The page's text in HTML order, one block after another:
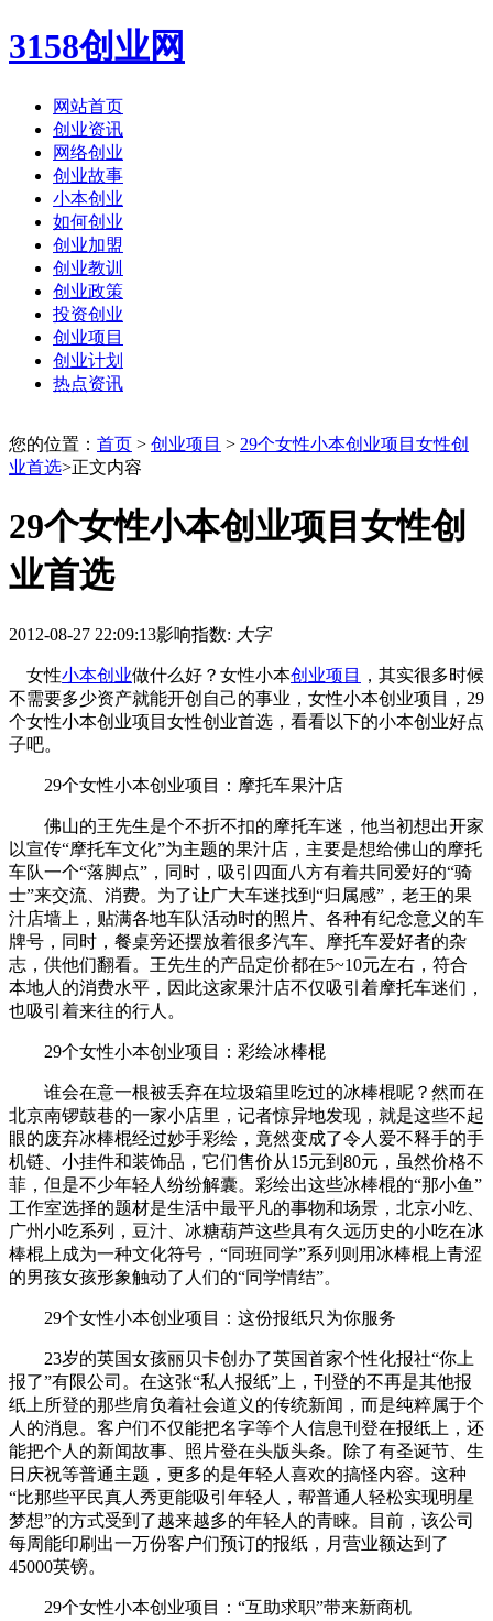
3158创业网
网站首页
创业资讯
网络创业
创业故事
小本创业
如何创业
创业加盟
创业教训
创业政策
投资创业
创业项目
创业计划
热点资讯
您的位置： 首页 > 创业项目 > 29个女性小本创业项目女性创
业首选>正文内容
29个女性小本创业项目女性创
业首选
2012-08-27 22:09:13影响指数: 大字
女性小本创业做什么好？女性小本创业项目
，其实很多时候
不需要多少资产就能开创自己的事业，女性小本创业项目，29
个女性小本创业项目女性创业首选，看看以下的小本创业好点
子吧。
29个女性小本创业项目：摩托车果汁店
佛山的王先生是个不折不扣的摩托车迷，他当初想出开家
以宣传“摩托车文化”为主题的果汁店，主要是想给佛山的摩托
车队一个“落脚点”，同时，吸引四面八方有着共同爱好的“骑
士”来交流、消费。为了让广大车迷找到“归属感”，老王的果
汁店墙上，贴满各地车队活动时的照片、各种有纪念意义的车
牌号，同时，餐桌旁还摆放着很多汽车、摩托车爱好者的杂
志，供他们翻看。王先生的产品定价都在5~10元左右，符合
本地人的消费水平，因此这家果汁店不仅吸引着摩托车迷们，
也吸引着来往的行人。
29个女性小本创业项目：彩绘冰棒棍
谁会在意一根被丢弃在垃圾箱里吃过的冰棒棍呢？然而在
北京南锣鼓巷的一家小店里，记者惊异地发现，就是这些不起
眼的废弃冰棒棍经过妙手彩绘，竟然变成了令人爱不释手的手
机链、小挂件和装饰品，它们售价从15元到80元，虽然价格不
菲，但是不少年轻人纷纷解囊。彩绘出这些冰棒棍的“那小鱼”
工作室选择的题材是生活中最平凡的事物和场景，北京小吃、
广州小吃系列，豆汁、冰糖葫芦这些具有久远历史的小吃在冰
棒棍上成为一种文化符号，“同班同学”系列则用冰棒棍上青涩
的男孩女孩形象触动了人们的“同学情结”。
29个女性小本创业项目：这份报纸只为你服务
23岁的英国女孩丽贝卡创办了英国首家个性化报社“你上
报了”有限公司。在这张“私人报纸”上，刊登的不再是其他报
纸上所登的那些肩负着社会道义的传统新闻，而是纯粹属于个
人的消息。客户们不仅能把名字等个人信息刊登在报纸上，还
能把个人的新闻故事、照片登在头版头条。除了有圣诞节、生
日庆祝等普通主题，更多的是年轻人喜欢的搞怪内容。这种
“比那些平民真人秀更能吸引年轻人，帮普通人轻松实现明星
梦想”的方式受到了越来越多的年轻人的青睐。目前，该公司
每周能印刷出一万份客户们预订的报纸，月营业额达到了
45000英镑。
29个女性小本创业项目：“互助求职”带来新商机